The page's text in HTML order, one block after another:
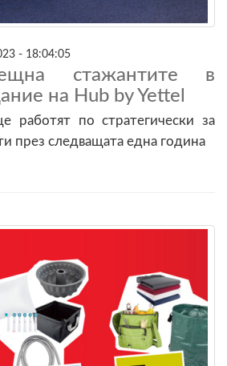
- 18:04:05
стажантите в
на Hub by Yettel
работят по стратегически за
през следващата една година